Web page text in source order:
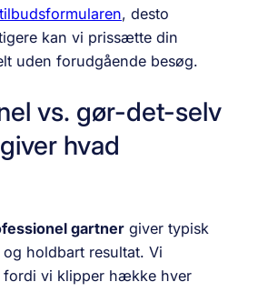
tilbudsformularen, desto
kan vi prissætte din
uden forudgående besøg.
vs. gør-det-selv
hvad
gartner giver typisk
holdbart resultat. Vi
fordi vi klipper hække hver